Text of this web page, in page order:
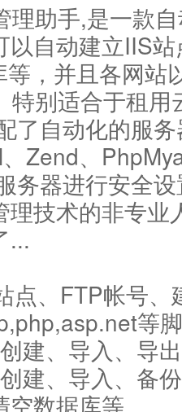
理助手,是一款
以自动建立IIS
，并且各网站
特别适合于租
了自动化的服
Zend、
务器进行安全
理技术的非专
...
点、FTP帐号
等
建、导入、导
建、导入、备
空数据库等...